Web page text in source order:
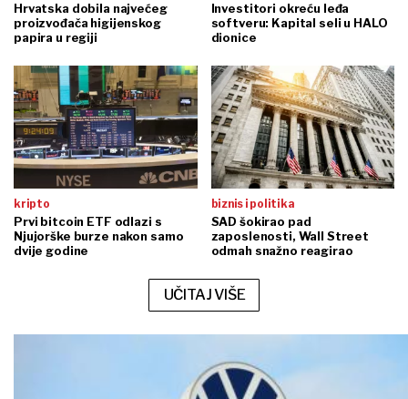
Hrvatska dobila najvećeg
proizvođača higijenskog
papira u regiji
Investitori okreću leđa
softveru: Kapital seli u HALO
dionice
kripto
Prvi bitcoin ETF odlazi s
Njujorške burze nakon samo
dvije godine
biznis i politika
SAD šokirao pad
zaposlenosti, Wall Street
odmah snažno reagirao
UČITAJ VIŠE